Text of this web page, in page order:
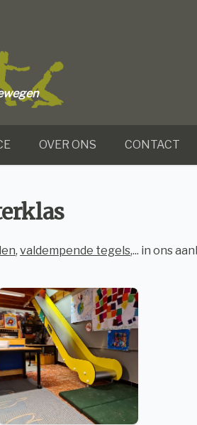
OVER ONS CONTACT
, valdempende tegels,... in ons